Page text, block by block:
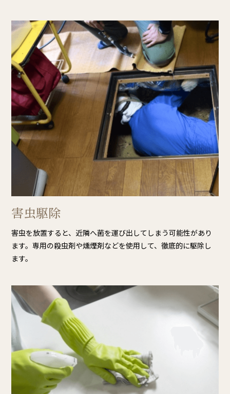
害虫駆除
害虫を放置すると、近隣へ菌を運び出してしまう可能性があり
ます。専用の殺虫剤や燻煙剤などを使用して、徹底的に駆除し
ます。